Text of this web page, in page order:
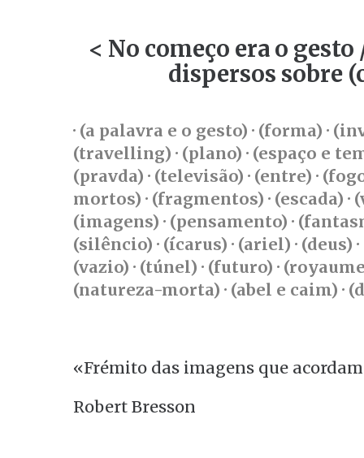
< No começo era o
dispersos sobre
· (a palavra e o gesto) · (forma) ·
(travelling) · (plano) · (espaço e
(pravda) · (televisão) · (entre) ·
mortos) · (fragmentos) · (escada) ·
(imagens) · (pensamento) ·
(silêncio) · (ícarus) · (ariel) · (deus) ·
(vazio) · (túnel) · (futuro) ·
(natureza-morta) · (abel e caim) ·
«Frémito das imagens que
Robert Bresson